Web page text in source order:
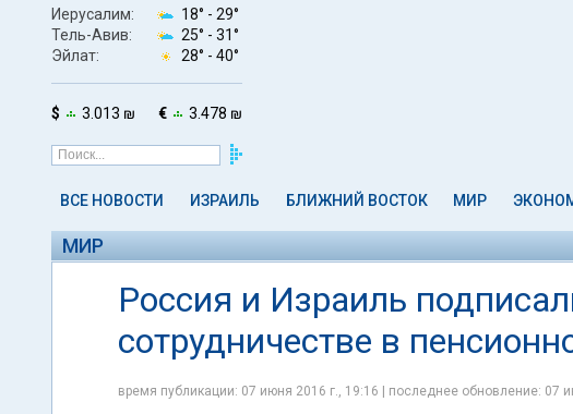
Иерусалим: 18° - 29°
Тель-Авив:
25° - 31°
Эйлат:
28° - 40°
$ 3.013 ₪ € 3.478 ₪
ВСЕ НОВОСТИ ИЗРАИЛЬ БЛИЖНИЙ ВОСТОК МИР
МИР
Россия и Израиль
сотрудничестве в
время публикации: 07 июня 2016 г., 19:16 | последнее обновление: 07